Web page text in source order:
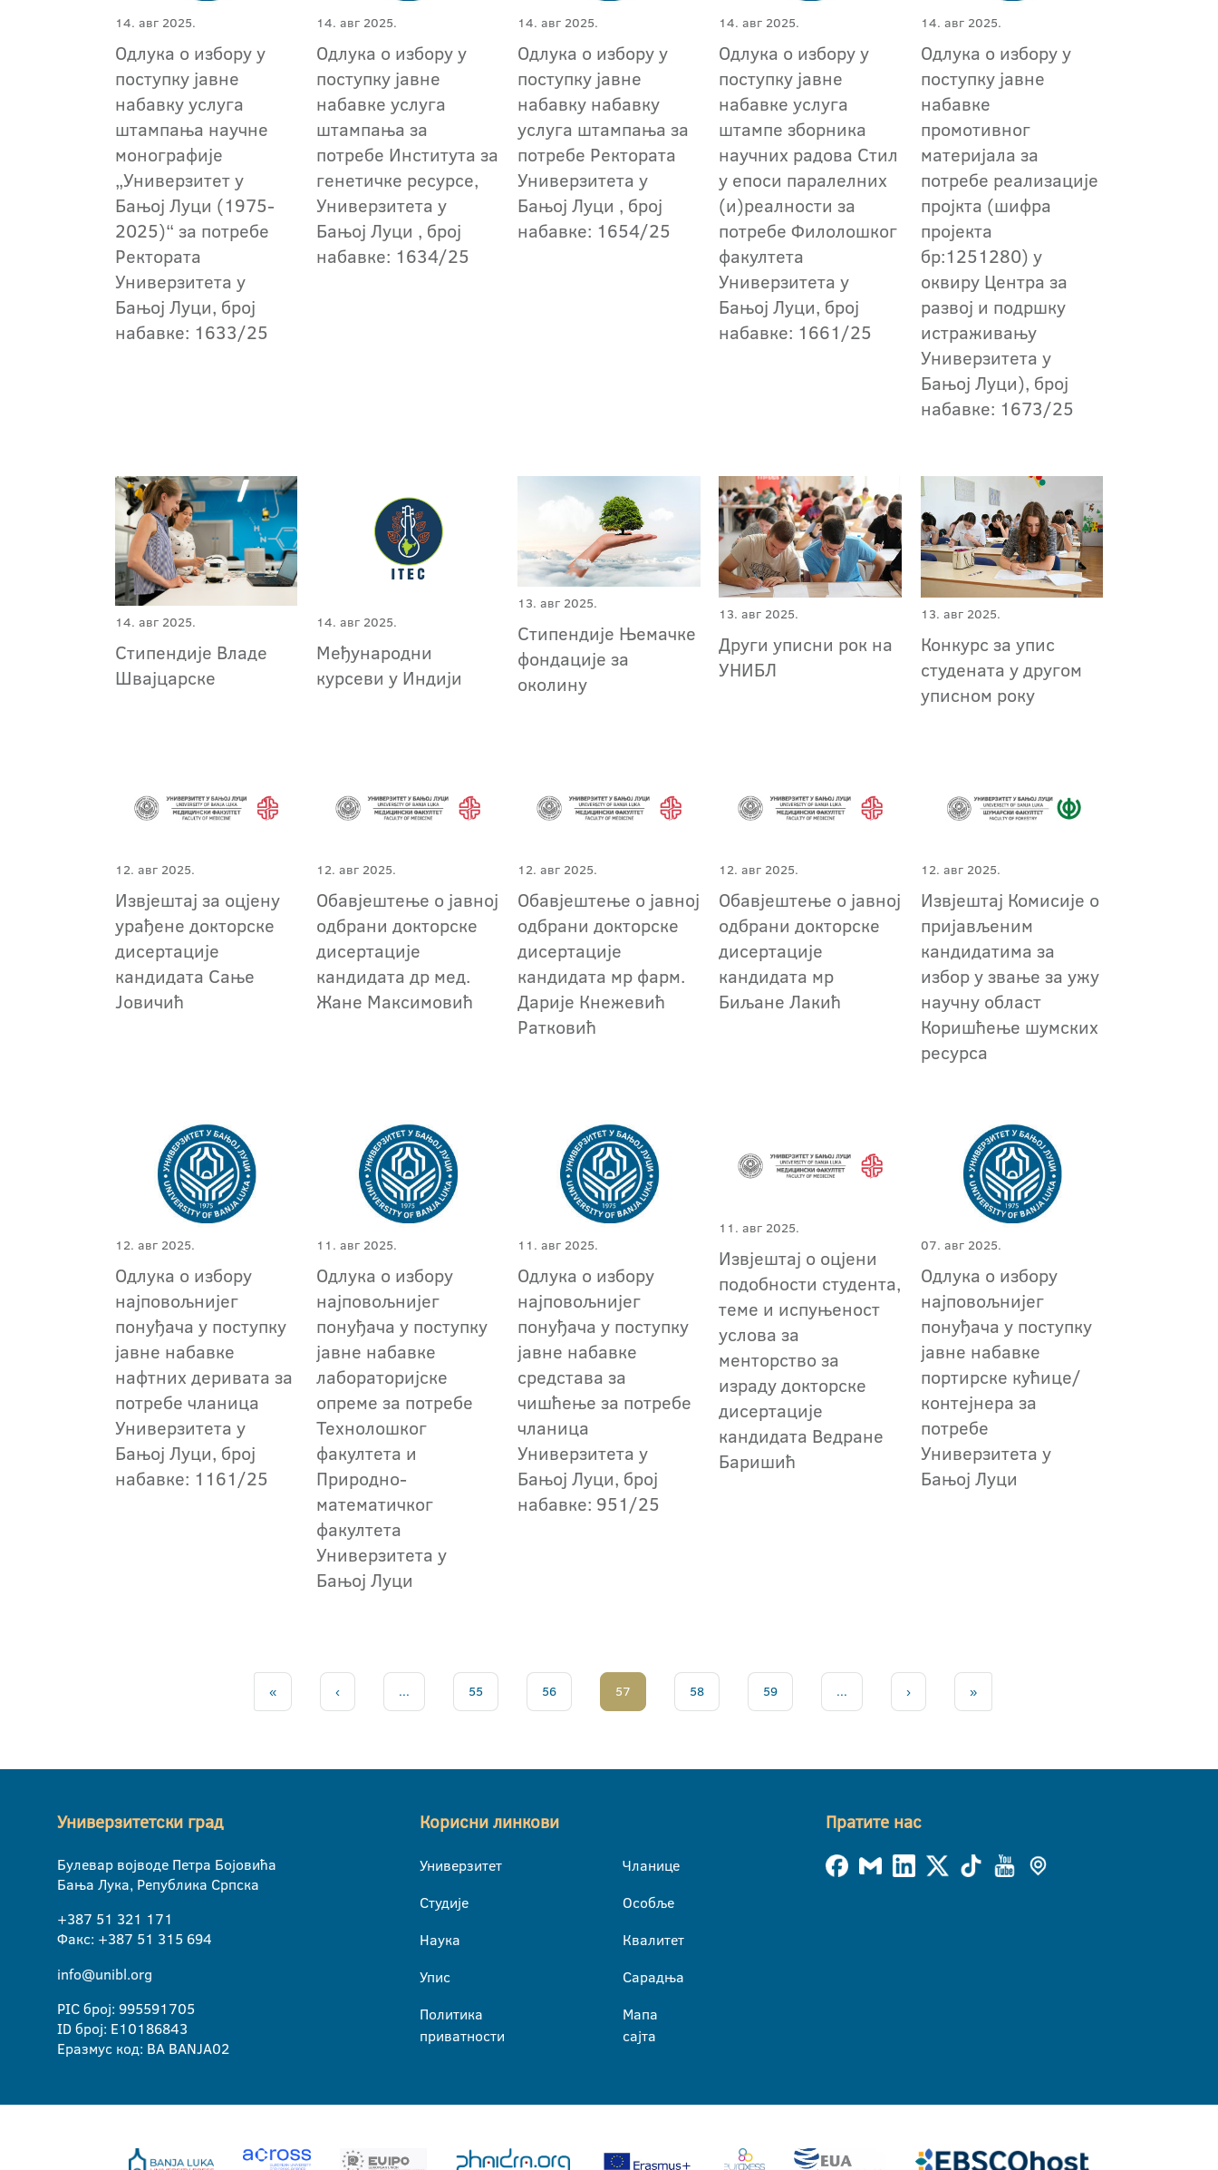
14. авг 2025.
Одлука о избору у
поступку јавне
набавку услуга
штампања научне
монографије
„Универзитет у
Бањој Луци (1975-
2025)“ за потребе
Ректората
Универзитета у
Бањој Луци, број
набавке: 1633/25
14. авг 2025.
Одлука о избору у
поступку јавне
набавке услуга
штампања за
потребе Института за
генетичке ресурсе,
Универзитета у
Бањој Луци , број
набавке: 1634/25
14. авг 2025.
Одлука о избору у
поступку јавне
набавку набавку
услуга штампања за
потребе Ректората
Универзитета у
Бањој Луци , број
набавке: 1654/25
14. авг 2025.
Одлука о избору у
поступку јавне
набавке услуга
штампе зборника
научних радова Стил
у епоси паралелних
(и)реалности за
потребе Филолошког
факултета
Универзитета у
Бањој Луци, број
набавке: 1661/25
14. авг 2025.
Одлука о избору у
поступку јавне
набавке
промотивног
материјала за
потребе реализације
пројкта (шифра
пројекта
бр:1251280) у
оквиру Центра за
развој и подршку
истраживању
Универзитета у
Бањој Луци), број
набавке: 1673/25
14. авг 2025.
Стипендије Владе
Швајцарске
14. авг 2025.
Међународни
курсеви у Индији
13. авг 2025.
Стипендије Њемачке
фондације за
околину
13. авг 2025.
Други уписни рок на
УНИБЛ
13. авг 2025.
Конкурс за упис
студената у другом
уписном року
12. авг 2025.
Извјештај за оцјену
урађене докторске
дисертације
кандидата Сање
Јовичић
12. авг 2025.
Обавјештење о јавној
одбрани докторске
дисертације
кандидата др мед.
Жане Максимовић
12. авг 2025.
Обавјештење о јавној
одбрани докторске
дисертације
кандидата мр фарм.
Дарије Кнежевић
Ратковић
12. авг 2025.
Обавјештење о јавној
одбрани докторске
дисертације
кандидата мр
Биљане Лакић
12. авг 2025.
Извјештај Комисије о
пријављеним
кандидатима за
избор у звање за ужу
научну област
Коришћење шумских
ресурса
12. авг 2025.
Одлука о избору
најповољнијег
понуђача у поступку
јавне набавке
нафтних деривата за
потребе чланица
Универзитета у
Бањој Луци, број
набавке: 1161/25
11. авг 2025.
Одлука о избору
најповољнијег
понуђача у поступку
јавне набавке
лабораторијске
опреме за потребе
Технолошког
факултета и
Природно-
математичког
факултета
Универзитета у
Бањој Луци
11. авг 2025.
Одлука о избору
најповољнијег
понуђача у поступку
јавне набавке
средстава за
чишћење за потребе
чланица
Универзитета у
Бањој Луци, број
набавке: 951/25
11. авг 2025.
Извјештај о оцјени
подобности студента,
теме и испуњеност
услова за
менторство за
израду докторске
дисертације
кандидата Ведране
Баришић
07. авг 2025.
Одлука о избору
најповољнијег
понуђача у поступку
јавне набавке
портирске кућице/
контејнера за
потребе
Универзитета у
Бањој Луци
« ‹ ... 55 56 57 58 59 ... › »
Универзитетски град
Булевар војводе Петра Бојовића
Бања Лука, Република Српска
+387 51 321 171
Факс: +387 51 315 694
info@unibl.org
PIC број: 995591705
ID број: E10186843
Еразмус код: BA BANJA02
Корисни линкови
Универзитет
Студије
Наука
Упис
Политика
приватности
Чланице
Особље
Квалитет
Сарадња
Мапа
сајта
Пратите нас